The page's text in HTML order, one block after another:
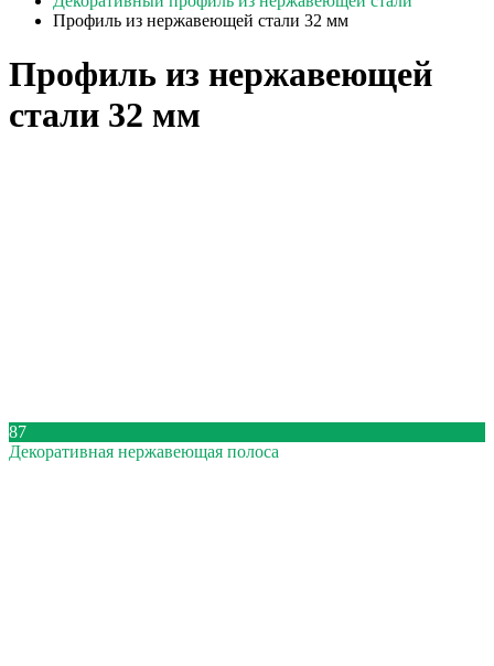
Профиль из нержавеющей стали 32 мм
Профиль из нержавеющей
стали 32 мм
87
Декоративная нержавеющая полоса